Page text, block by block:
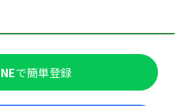
で簡単登録